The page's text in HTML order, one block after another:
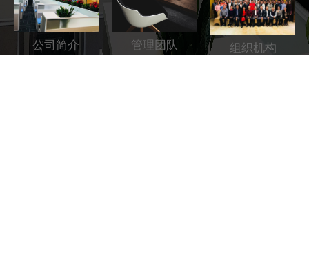
富、技术精湛的专业团队，包括电气、建筑、结构、...
公司简介 管理团队 组织机构